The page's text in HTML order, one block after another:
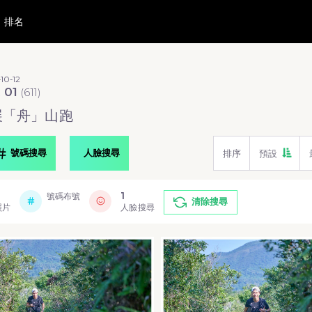
排名
12
(611)
舟」山跑
號碼搜尋 人臉搜尋 排序 預設
片
號碼布號 1
人臉搜尋
清除搜尋